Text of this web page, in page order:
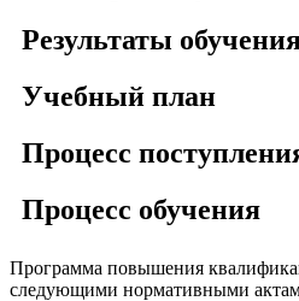
Программа повышения
следующими нормативными
Результаты
Учебный план
Процесс
Процесс обучения